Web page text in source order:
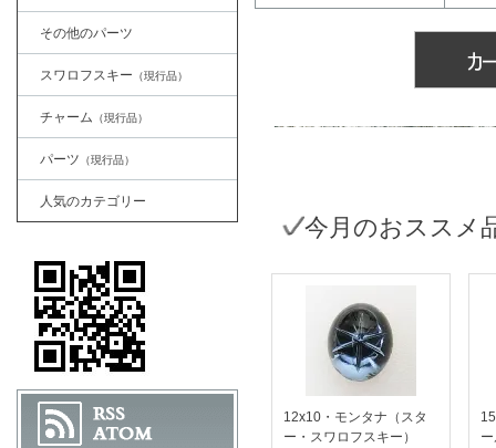
今月のおススメ
12x10・モンタナ（スタ
ー・スワロフスキー）
その他のパーツ
スワロフスキー （現行品）
チャーム （現行品）
パーツ （現行品）
人気のカテゴリー